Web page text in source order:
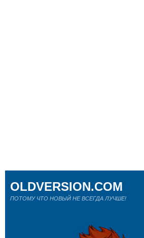
OLDVERSION.COM
ПОТОМУ ЧТО НОВЫЙ НЕ ВСЕГДА ЛУЧШЕ!